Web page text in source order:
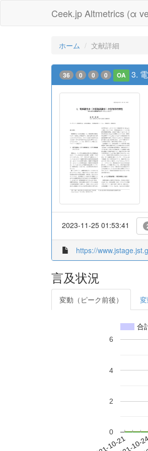
Ceek.jp Altmetrics (α
ホーム 文献詳細
36 0 0 0 OA 3.
2023-11-25 01:53:41
https://
言及状況
変動（ピーク前後） 変
合
0
2
4
6